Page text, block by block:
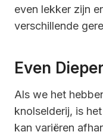
even lekker zijn
verschillende
Even
Als we het
knolselderij, is
kan variëren